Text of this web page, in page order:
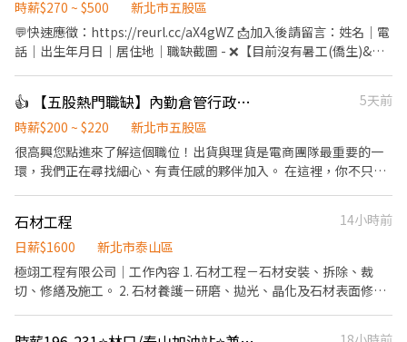
18:00 三重區環河南路228號 蘆洲區(PC))｜08:00～17:00 三重區環
河南路228號 ) 大安區(PC))｜信義區松德路257號 永和區(PC)｜ 中
和區圓通路435巷3-15號 💰 制度： 35K 加上各種激勵獎金、全勤獎
你： 想穩定賺高薪 動作快、時間觀念好 想多接多賺、越跑越順！ ⚡
高薪直送你的口袋！ 👉 名額有限，快來加入我們吧！
時薪$270 ~ $500
新北市五股區
💬快速應徵：https://reurl.cc/aX4gWZ 📩加入後請留言：姓名｜電
話｜出生年月日｜居住地｜職缺截圖 - ❌【目前沒有暑工(僑生)&長
班免等待 人人有機會✅免學經歷,專人教學 穩定有保障✅長期穩定皆
可轉正 轉正福利多✅享年終、調薪、尾牙、員旅等.. - ▶️工作內容：
光纖通訊；組包裝、測試、機台操作等.... ▶️工作地點：五股區五工
六路**號➜近五股工業區、新莊副都新 ▶️工作時間： 日班：
假制度：做五休二(非六日) ▶️休息時間：間休10分、用餐60分 ▶️工
作重點：每月10日發薪、久站久坐、全套無塵衣(冷氣超冷不怕
又放心】 💬快速應徵：https://reurl.cc/aX4gWZ ✨手動加ʟɪɴᴇ：
@646QHBNC (大小寫皆可) 📩加入後請留言：姓名｜電話｜出生年
月日｜居住地｜職缺截圖 ☎️ 吳’s｜02-2208-6000 #2003 - 【免費
交通車接駁路線】【五股-日班】 台北線｜07:45民權西路站(摩斯)
👍 【五股熱門職缺】內勤倉管行政｜工作環境佳｜時薪200-220｜可現領週領
5天前
時薪$200 ~ $220
新北市五股區
很高興您點進來了解這個職位！出貨與理貨是電商團隊最重要的一
環，我們正在尋找細心、有責任感的夥伴加入。 在這裡，你不只是
我們將逐步培訓你參與「客服與行政」作業，讓你的職涯技能持續
升級！ 【你的主要任務：階段性成長】 📦 第一階段：倉儲理貨與品
質把關（打好基本功） 精準出貨：負責日常進出貨作業、揀貨與包
貨，確保商品準確送達客戶手中。 品質控管：執行產品品管檢查。
石材工程
14小時前
日薪$1600
新北市泰山區
極翊工程有限公司｜工作內容 1. 石材工程－石材安裝、拆除、裁
切、修繕及施工。 2. 石材養護－研磨、拋光、晶化及石材表面修